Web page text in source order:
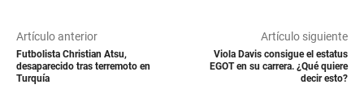
Artículo anterior
Futbolista Christian Atsu,
desaparecido tras terremoto en
Turquía
Artículo siguiente
Viola Davis consigue el estatus
EGOT en su carrera. ¿Qué quiere
decir esto?